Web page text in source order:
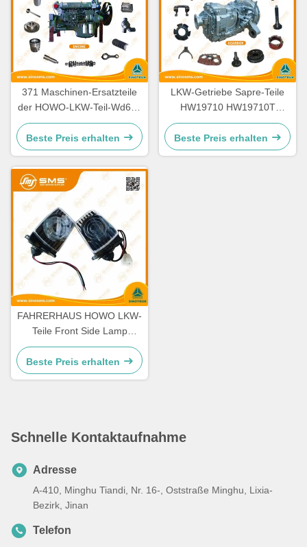
371 Maschinen-Ersatzteile
der HOWO-LKW-Teil-Wd615
336 Maschinen-Ersatzteile
Beste Preis erhalten
LKW-Getriebe Sapre-Teile
HW19710 HW19710T
HW19712 Sinotruk Howo
Beste Preis erhalten
FAHRERHAUS HOWO LKW-
Teile Front Side Lamp
WG9719790005/0008
Beste Preis erhalten
Schnelle Kontaktaufnahme
Adresse
A-410, Minghu Tiandi, Nr. 16-, Oststraße Minghu, Lixia-
Bezirk, Jinan
Telefon